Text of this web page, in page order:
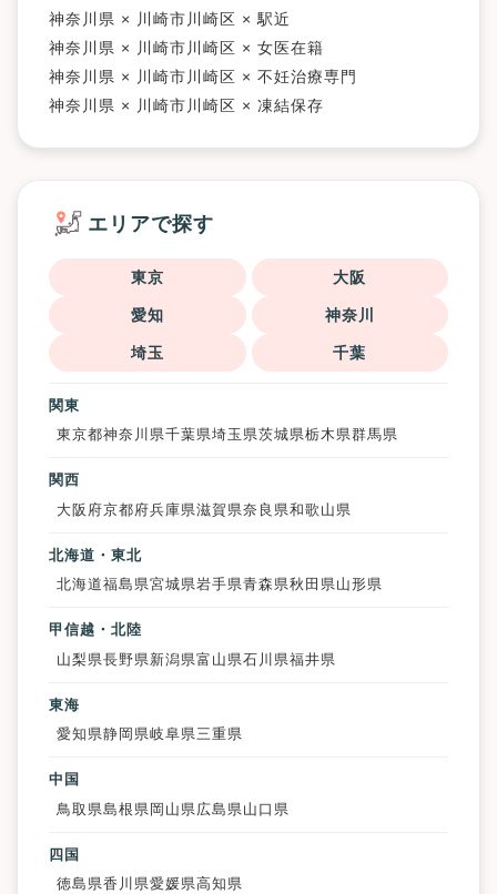
神奈川県 × 川崎市川崎区 × 駅近
神奈川県 × 川崎市川崎区 × 女医在籍
神奈川県 × 川崎市川崎区 × 不妊治療専門
神奈川県 × 川崎市川崎区 × 凍結保存
エリアで探す
東京 大阪
愛知 神奈川
埼玉 千葉
関東
東京都神奈川県千葉県埼玉県茨城県栃木県群馬県
関西
大阪府京都府兵庫県滋賀県奈良県和歌山県
北海道・東北
北海道福島県宮城県岩手県青森県秋田県山形県
甲信越・北陸
山梨県長野県 新潟県富山県石川県福井県
東海
愛知県静岡県岐阜県三重県
中国
鳥取県島根県 岡山県 広島県 山口県
四国
徳島県香川県愛媛県高知県